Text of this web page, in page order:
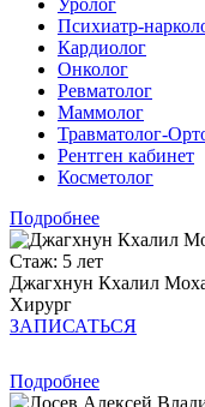
Психиатр-
Кардиолог
Онколог
Ревматолог
Маммолог
Травматолог-
Рентген кабинет
Косметолог
Подробнее
Стаж: 5 лет
Джагхнун Кхалил
Хирург
ЗАПИСАТЬСЯ
Подробнее